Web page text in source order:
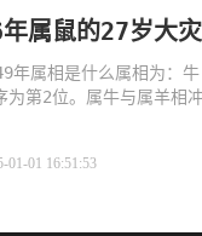
属鼠的27岁大
年属相是什么属相为：
为第2位。属牛与属羊相
01-01 16:51:53